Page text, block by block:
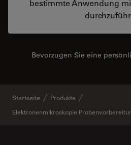
bestimmte Anwendung
Bevorzugen Sie eine
Startseite
Produkte
Elektronenmikroskopie